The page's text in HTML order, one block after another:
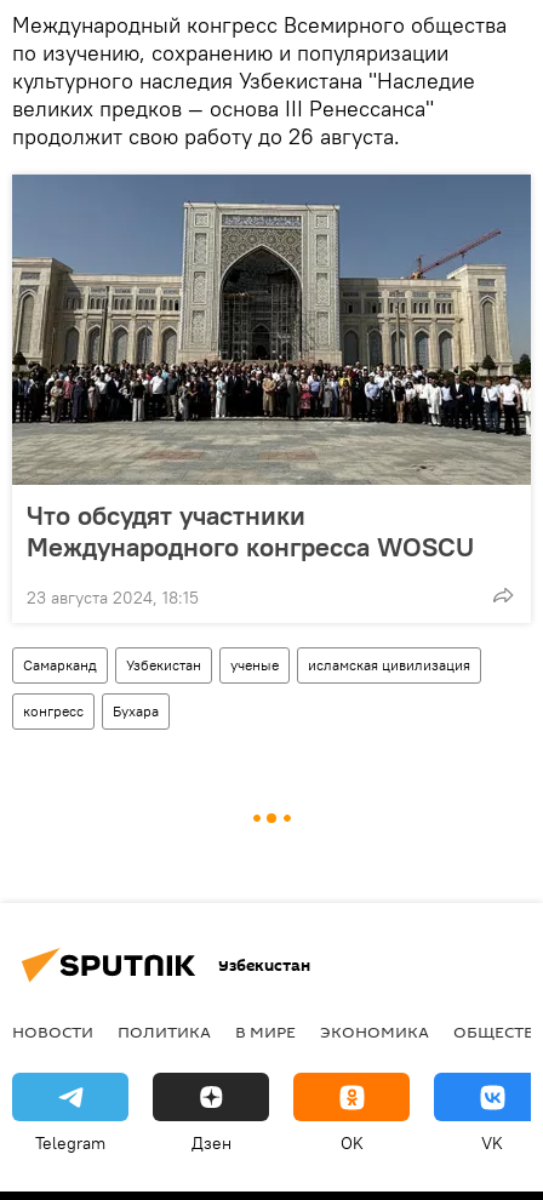
Международный конгресс Всемирного общества
по изучению, сохранению и популяризации
культурного наследия Узбекистана "Наследие
великих предков — основа III Ренессанса"
продолжит свою работу до 26 августа.
Что обсудят участники
Международного конгресса WOSCU
23 августа 2024, 18:15
Самарканд Узбекистан ученые исламская цивилизация
конгресс Бухара
Узбекистан
НОВОСТИ ПОЛИТИКА В МИРЕ ЭКОНОМИКА
Telegram Дзен OK VK